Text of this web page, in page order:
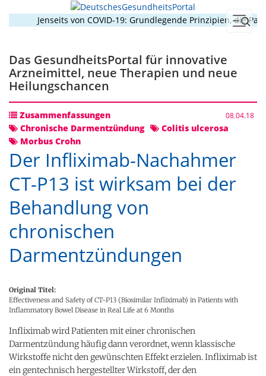
Menü
Jenseits von COVID-19: Grundlegende Prinzipien, die
Das GesundheitsPortal für innovative
Arzneimittel, neue Therapien und neue
Heilungschancen
Zusammenfassungen 08.04.18
Chronische Darmentzündung
Colitis ulcerosa
Morbus Crohn
Der Infliximab-Nachahmer
CT-P13 ist wirksam bei der
Behandlung von
chronischen
Darmentzündungen
Original Titel:
Effectiveness and Safety of CT-P13 (Biosimilar Infliximab) in Patients with
Inflammatory Bowel Disease in Real Life at 6 Months
Infliximab wird Patienten mit einer chronischen
Darmentzündung häufig dann verordnet, wenn klassische
Wirkstoffe nicht den gewünschten Effekt erzielen. Infliximab ist
ein gentechnisch hergestellter Wirkstoff, der den